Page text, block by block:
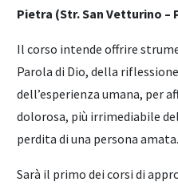
Pietra (Str. San Vetturino
Il corso intende offrire
Parola di Dio, della
dell’esperienza umana, per
dolorosa, più irrimediabile
perdita di una persona amata.
Sarà il primo dei corsi di